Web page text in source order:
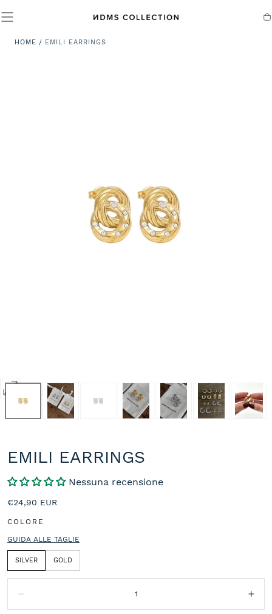
CONTENUTO
2
modale
HOME / EMILI EARRINGS
EMILI EARRINGS
Nessuna recensione
Prezzo
€24,90 EUR
COLORE
GUIDA ALLE TAGLIE
SILVER GOLD